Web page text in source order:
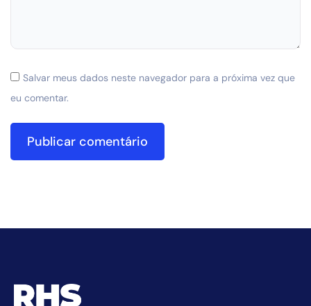
Salvar meus dados neste navegador para a próxima vez que
eu comentar.